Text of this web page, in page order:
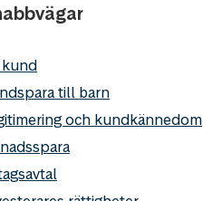
till barn
och kundkännedom